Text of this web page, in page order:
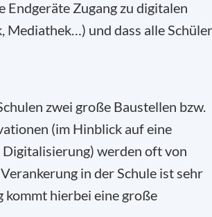
Endgeräte Zugang zu digitalen
Mediathek…) und dass alle Schüler
zwei große Baustellen bzw.
(im Hinblick auf eine
werden oft von
in der Schule ist sehr
kommt hierbei eine große